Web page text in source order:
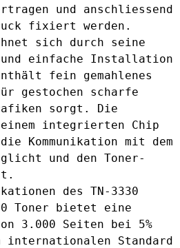
und anschliessend
fixiert werden.
sich durch seine
und einfache Installation
fein gemahlenes
gestochen scharfe
sorgt. Die
integrierten Chip
Kommunikation mit dem
und den Toner-
des TN-3330
Toner bietet eine
3.000 Seiten bei 5%
internationalen Standard